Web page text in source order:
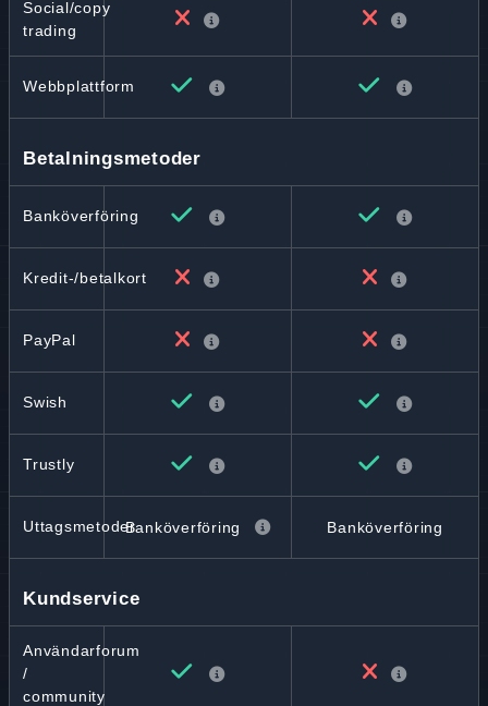
Social/copy
trading
Webbplattform
Betalningsmetoder
Banköverföring
Kredit-/betalkort
PayPal
Swish
Trustly
UttagsmetoderBanköverföring Banköverföring
Kundservice
Användarforum
/
community